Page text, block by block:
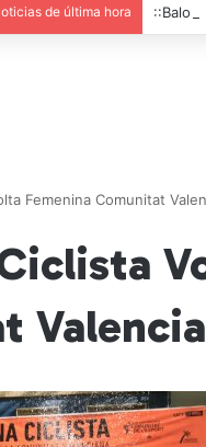
de última hora
Femenina Comunitat